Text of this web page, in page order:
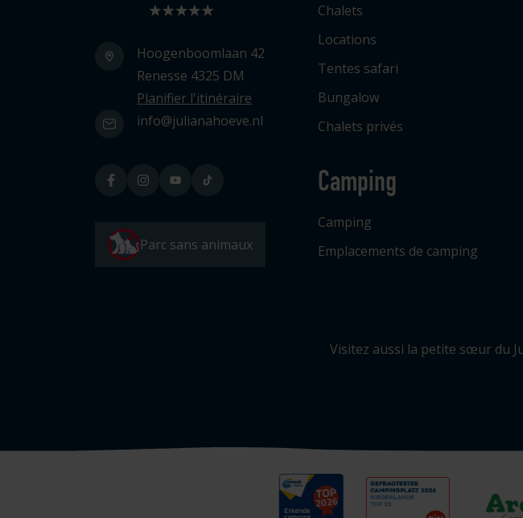
Hoogenboomlaan 42
Renesse 4325 DM
Planifier l'itinéraire
info@julianahoeve.nl
Parc sans animaux
Chalets
Locations
Tentes safari
Bungalow
Chalets privés
Camping
Camping
Emplacements de camping
Visitez aussi la petite sœur du